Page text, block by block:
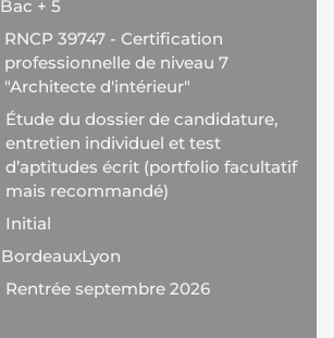
Bac + 5
RNCP 39747 - Certification
professionnelle de niveau 7
"Architecte d'intérieur"
Étude du dossier de candidature,
entretien individuel et test
d’aptitudes écrit (portfolio facultatif
mais recommandé)
Initial
BordeauxLyon
Rentrée septembre 2026